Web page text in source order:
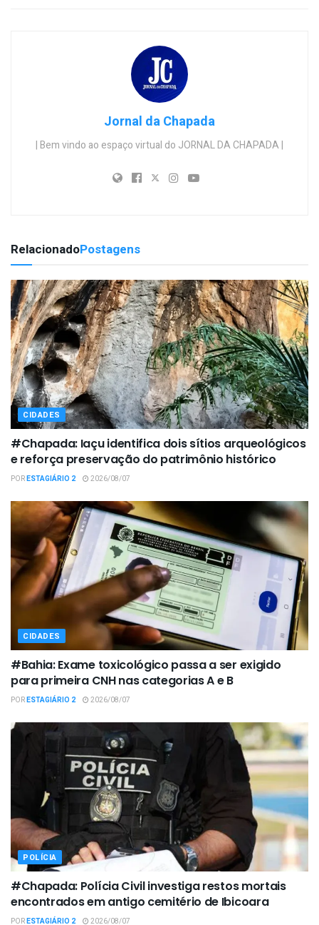
Jornal da Chapada
| Bem vindo ao espaço virtual do JORNAL DA CHAPADA |
RelacionadoPostagens
CIDADES
#Chapada: Iaçu identifica dois sítios arqueológicos
e reforça preservação do patrimônio histórico
PORESTAGIÁRIO 2 2026/08/07
CIDADES
#Bahia: Exame toxicológico passa a ser exigido
para primeira CNH nas categorias A e B
PORESTAGIÁRIO 2 2026/08/07
POLÍCIA
#Chapada: Polícia Civil investiga restos mortais
encontrados em antigo cemitério de Ibicoara
PORESTAGIÁRIO 2 2026/08/07